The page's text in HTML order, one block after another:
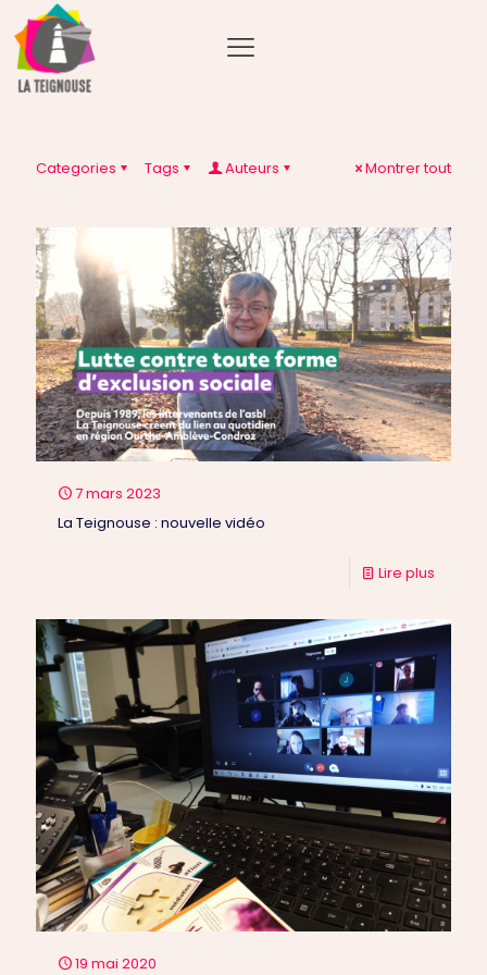
Categories Tags Auteurs Montrer tout
7 mars 2023
La Teignouse : nouvelle vidéo
Lire plus
19 mai 2020